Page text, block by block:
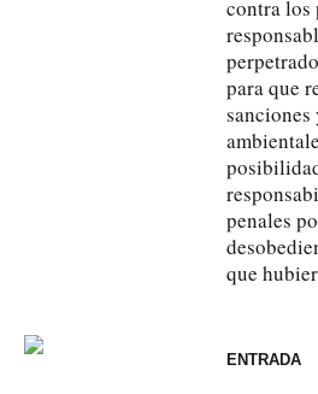
contra
para que
sanciones
penales
que
ENTRADA